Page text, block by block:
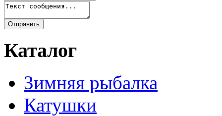
Каталог
Зимняя рыбалка
Катушки